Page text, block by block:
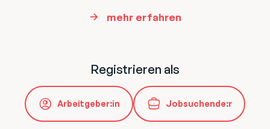
mehr erfahren
Registrieren als
Arbeitgeber:in Jobsuchende:r